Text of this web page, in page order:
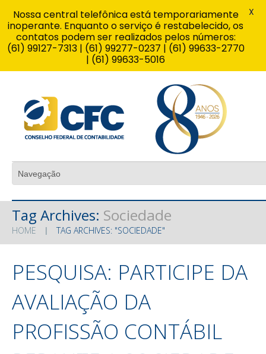
Tag Archives: Sociedade
HOME TAG ARCHIVES: "SOCIEDADE"
PESQUISA: PARTICIPE DA
AVALIAÇÃO DA
PROFISSÃO CONTÁBIL
Nossa central telefônica está temporariamente
inoperante. Enquanto o serviço é restabelecido, os
contatos podem ser realizados pelos números:
(61) 99127-7313 | (61) 99277-0237 | (61) 99633-2770
| (61) 99633-5016
X